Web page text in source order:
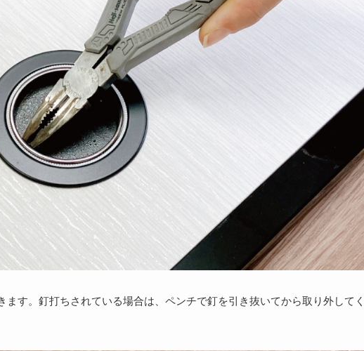
ます。釘打ちされている場合は、ペンチで釘を引き抜いてから取り外して